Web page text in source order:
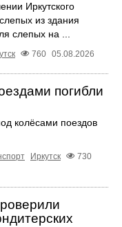
Иркутского
из здания
слепых на ...
760 05.08.2026
погибли
колёсами поездов
Иркутск
730